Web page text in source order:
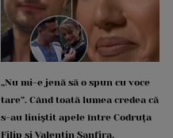
„Nu mi-e jenă să o spun cu voce
tare”. Când toată lumea credea că
s-au liniștit apele între Codruța
Filip și Valentin Sanfira,